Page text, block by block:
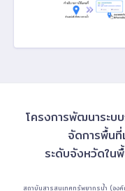
โครงการพัฒนาระบ
จัดการพื้นที่
ระดับจังหวัดใน
สถาบันสารสนเทศทรัพยากรน้ำ (อง